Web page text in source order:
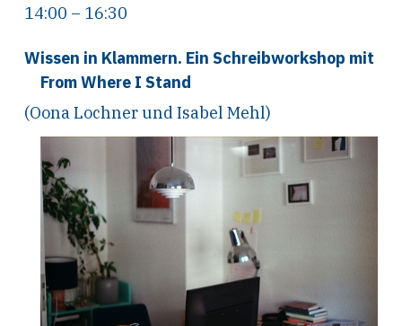
14:00 – 16:30
Wissen in Klammern. Ein Schreibworkshop mit
From Where I Stand
(Oona Lochner und Isabel Mehl)